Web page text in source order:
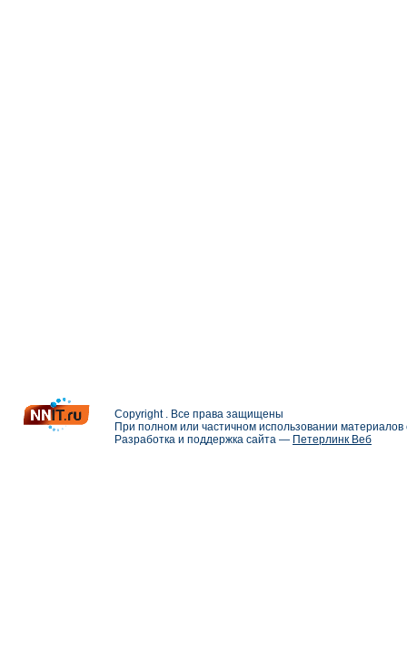
Copyright . Все права защищены
При полном или частичном использовании
Разработка и поддержка сайта — Петерлинк Веб